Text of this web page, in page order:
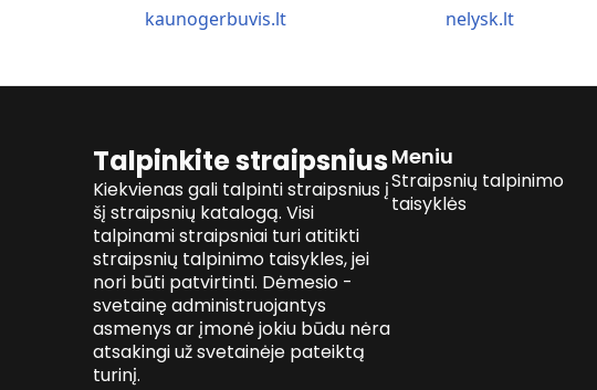
kaunogerbuvis.lt
nelysk.lt
Talpinkite straipsnius
Kiekvienas gali talpinti straipsnius į
šį straipsnių katalogą. Visi
talpinami straipsniai turi atitikti
straipsnių talpinimo taisykles, jei
nori būti patvirtinti. Dėmesio -
svetainę administruojantys
asmenys ar įmonė jokiu būdu nėra
atsakingi už svetainėje pateiktą
turinį.
Meniu
Straipsnių talpinimo
taisyklės